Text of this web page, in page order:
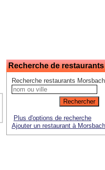
Recherche de restaurants
Recherche restaurants Morsbach
Plus d'options de recherche
Ajouter un restaurant à Morsbach